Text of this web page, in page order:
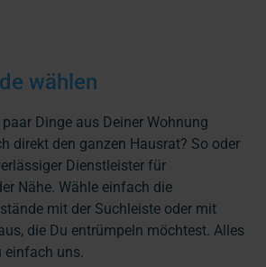
wählen
Dinge aus Deiner Wohnung
direkt den ganzen Hausrat? So oder
Dienstleister für
Nähe. Wähle einfach die
mit der Suchleiste oder mit
die Du entrümpeln möchtest. Alles
einfach uns.